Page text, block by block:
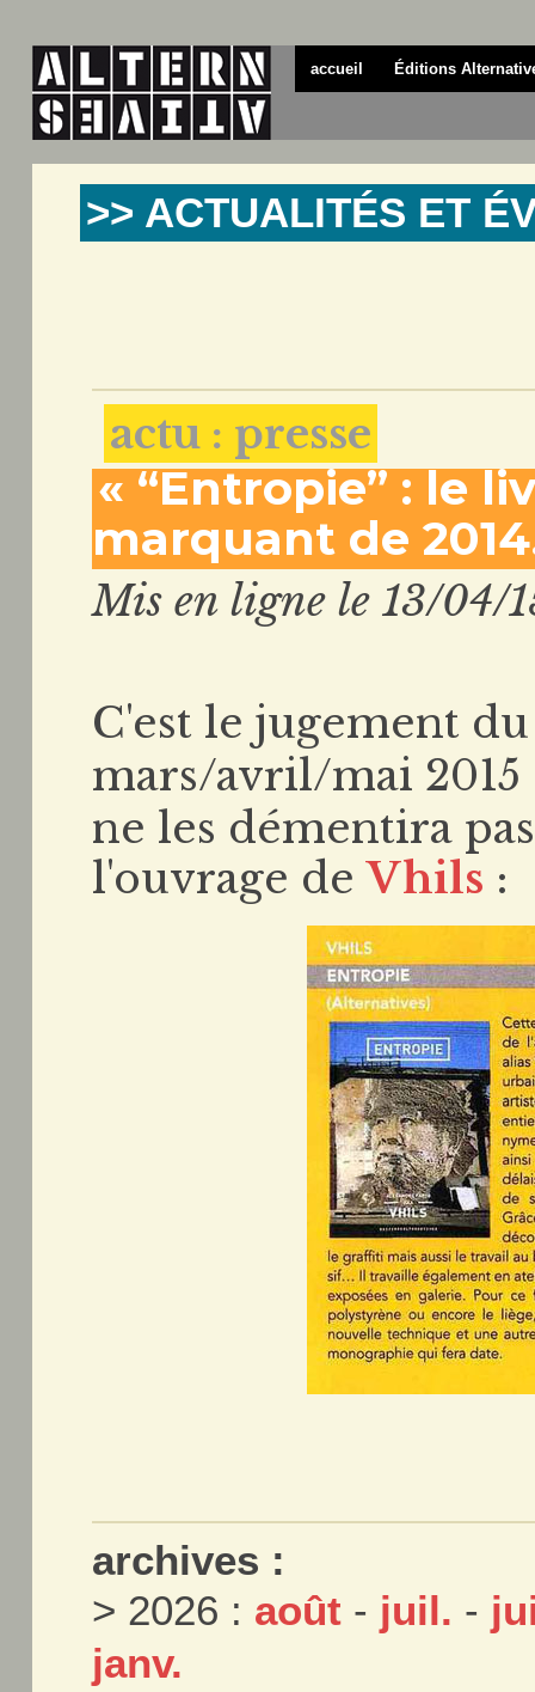
accueil Éditions
>> ACTUALITÉS ET
actu : presse
« “Entropie” : le
marquant de
Mis en ligne le 13/04/
C'est le jugement
mars/avril/mai
ne les démentira
l'ouvrage deVhils :
archives :
> 2026 : août - juil. -
janv.